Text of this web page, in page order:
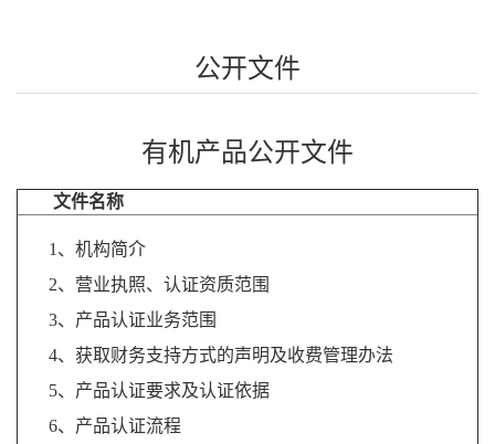
公开文件
有机产品公开文件
文件名称
1、机构简介
2、营业执照、认证资质范围
3、产品认证业务范围
4、获取财务支持方式的声明及收费管理办法
5、产品认证要求及认证依据
6、产品认证流程